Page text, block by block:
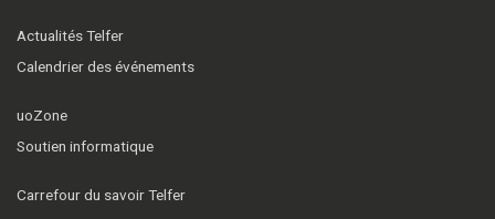
Actualités Telfer
Calendrier des événements
uoZone
Soutien informatique
Carrefour du savoir Telfer